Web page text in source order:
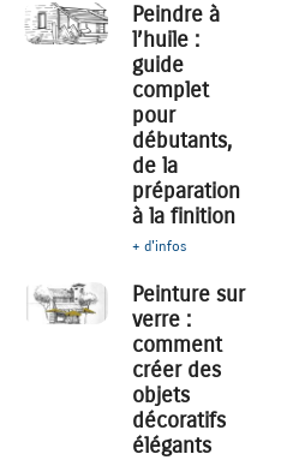
Peindre à
l’huile :
guide
complet
pour
débutants,
de la
préparation
à la finition
+ d'infos
Peinture sur
verre :
comment
créer des
objets
décoratifs
élégants